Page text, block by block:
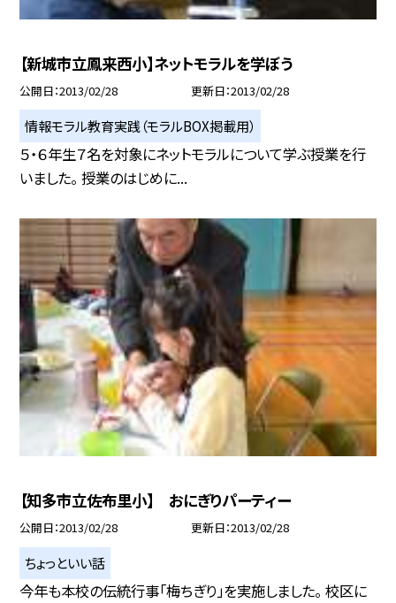
【新城市立鳳来西小】ネットモラルを学ぼう
公開日 2013/02/28 更新日 2013/02/28
情報モラル教育実践（モラルBOX掲載用）
５・６年生７名を対象にネットモラルについて学ぶ授業を行
いました。 授業のはじめに...
【知多市立佐布里小】 おにぎりパーティー
公開日 2013/02/28 更新日 2013/02/28
ちょっといい話
今年も本校の伝統行事「梅ちぎり」を実施しました。 校区に